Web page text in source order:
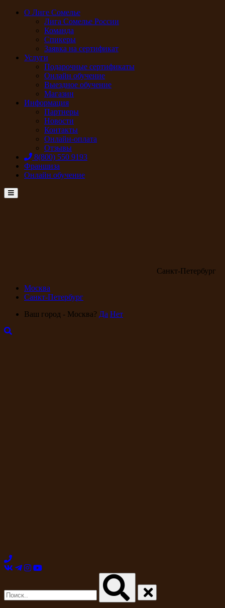
О Лиге Сомелье
Лига Сомелье России
Команда
Спикеры
Заявка на сертификат
Услуги
Подарочные сертификаты
Онлайн обучение
Выездное обучение
Магазин
Информация
Партнеры
Новости
Контакты
Онлайн-оплата
Отзывы
8(800) 550 9193
Франшиза
Онлайн обучение
Menu
Санкт-Петербург
Москва
Санкт-Петербург
Ваш город - Москва? Да Нет